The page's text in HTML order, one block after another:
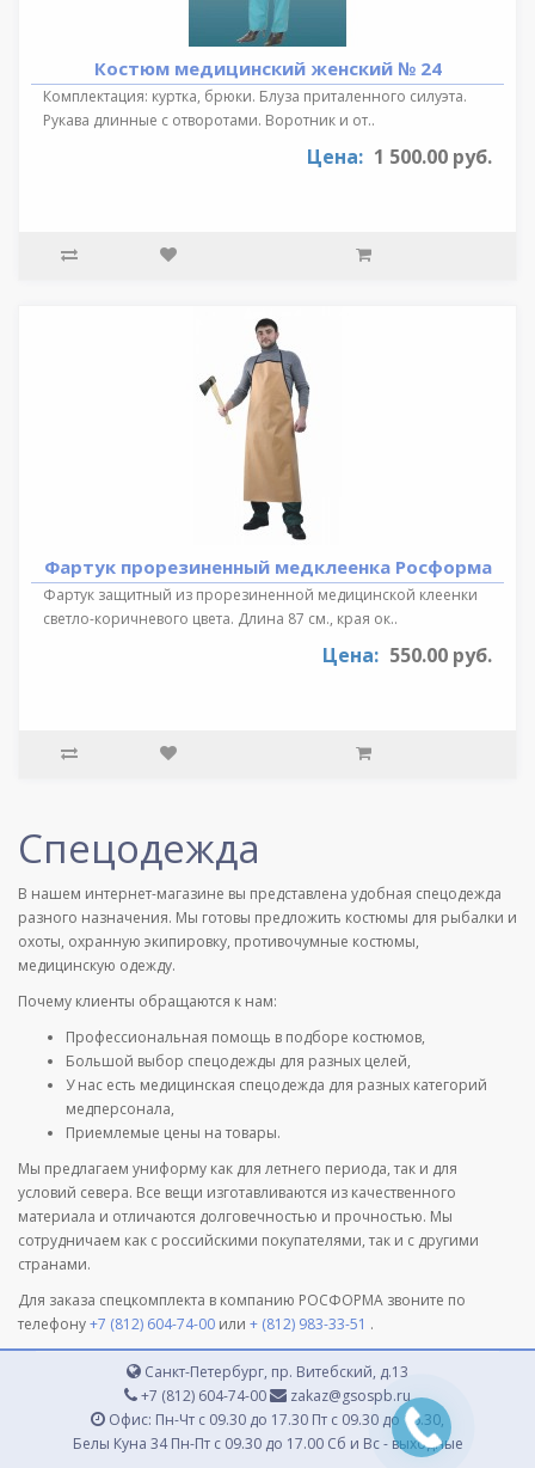
Костюм медицинский женский № 24
Комплектация: куртка, брюки. Блуза приталенного силуэта.
Рукава длинные с отворотами. Воротник и от..
Цена: 1 500.00 руб.
Фартук прорезиненный медклеенка Росформа
Фартук защитный из прорезиненной медицинской клеенки
светло-коричневого цвета. Длина 87 см., края ок..
Цена: 550.00 руб.
Спецодежда
В нашем интернет-магазине вы представлена удобная спецодежда
разного назначения. Мы готовы предложить костюмы для рыбалки и
охоты, охранную экипировку, противочумные костюмы,
медицинскую одежду.
Почему клиенты обращаются к нам:
Профессиональная помощь в подборе костюмов,
Большой выбор спецодежды для разных целей,
У нас есть медицинская спецодежда для разных категорий
медперсонала,
Приемлемые цены на товары.
Мы предлагаем униформу как для летнего периода, так и для
условий севера. Все вещи изготавливаются из качественного
материала и отличаются долговечностью и прочностью. Мы
сотрудничаем как с российскими покупателями, так и с другими
странами.
Для заказа спецкомплекта в компанию РОСФОРМА звоните по
телефону+7 (812) 604-74-00 или + (812) 983-33-51 .
Санкт-Петербург, пр. Витебский, д.13
+7 (812) 604-74-00
zakaz@gsospb.ru
Офис: Пн-Чт с 09.30 до 17.30 Пт с 09.30 до 16.30,
Белы Куна 34 Пн-Пт с 09.30 до 17.00 Сб и Вс - выходные